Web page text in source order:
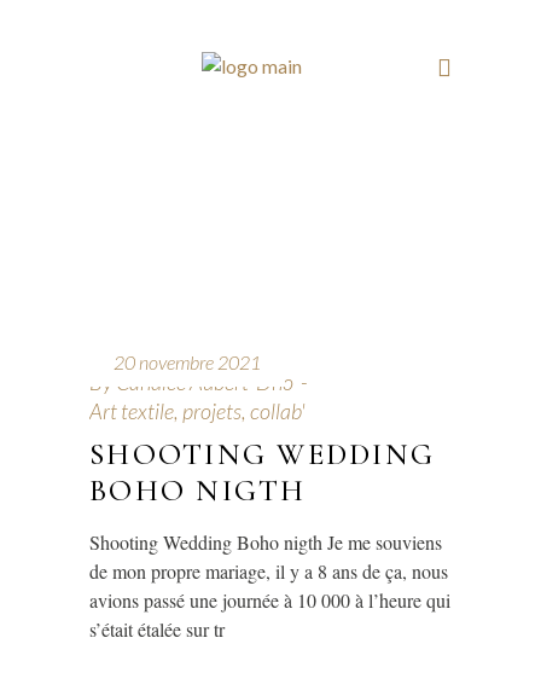
20 novembre 2021
By Candice Aubert-Dho
Art textile, projets, collab'
SHOOTING WEDDING
BOHO NIGTH
Shooting Wedding Boho nigth Je me souviens
de mon propre mariage, il y a 8 ans de ça, nous
avions passé une journée à 10 000 à l’heure qui
s’était étalée sur tr